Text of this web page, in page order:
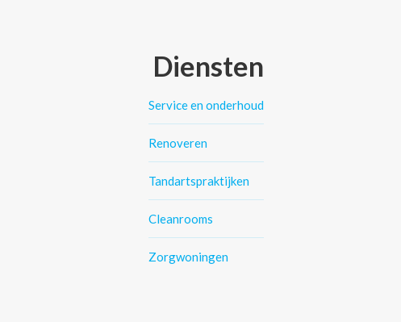
Diensten
Service en onderhoud
Renoveren
Tandartspraktijken
Cleanrooms
Zorgwoningen